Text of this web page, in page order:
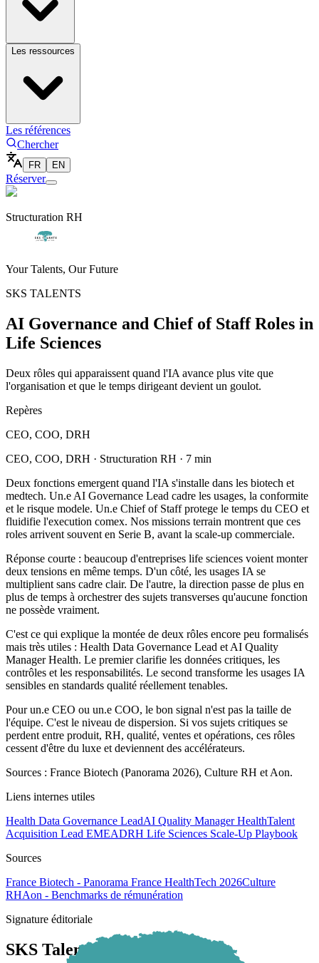
Les ressources
Les références
Chercher
FR EN
Réserver
Structuration RH
Your Talents, Our Future
SKS TALENTS
AI Governance and Chief of Staff Roles in
Life Sciences
Deux rôles qui apparaissent quand l'IA avance plus vite que
l'organisation et que le temps dirigeant devient un goulot.
Repères
CEO, COO, DRH
CEO, COO, DRH · Structuration RH · 7 min
Deux fonctions emergent quand l'IA s'installe dans les biotech et
medtech. Un.e AI Governance Lead cadre les usages, la conformite
et le risque modele. Un.e Chief of Staff protege le temps du CEO et
fluidifie l'execution comex. Nos missions terrain montrent que ces
roles arrivent souvent en Serie B, avant la scale-up commerciale.
Réponse courte : beaucoup d'entreprises life sciences voient monter
deux tensions en même temps. D'un côté, les usages IA se
multiplient sans cadre clair. De l'autre, la direction passe de plus en
plus de temps à orchestrer des sujets transverses qu'aucune fonction
ne possède vraiment.
C'est ce qui explique la montée de deux rôles encore peu formalisés
mais très utiles : Health Data Governance Lead et AI Quality
Manager Health. Le premier clarifie les données critiques, les
contrôles et les responsabilités. Le second transforme les usages IA
sensibles en standards qualité réellement tenables.
Pour un.e CEO ou un.e COO, le bon signal n'est pas la taille de
l'équipe. C'est le niveau de dispersion. Si vos sujets critiques se
perdent entre produit, RH, qualité, ventes et opérations, ces rôles
cessent d'être du luxe et deviennent des accélérateurs.
Sources : France Biotech (Panorama 2026), Culture RH et Aon.
Liens internes utiles
Health Data Governance LeadAI Quality Manager HealthTalent
Acquisition Lead EMEADRH Life Sciences Scale-Up Playbook
Sources
France Biotech - Panorama France HealthTech 2026Culture
RHAon - Benchmarks de rémunération
Signature éditoriale
SKS Talents